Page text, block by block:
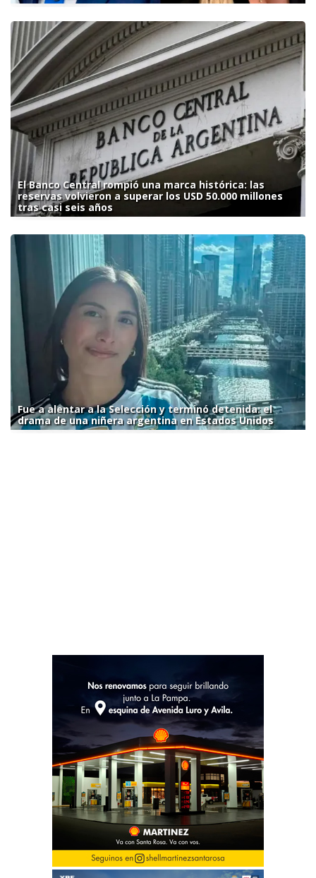
El Banco Central rompió una marca histórica: las
reservas volvieron a superar los USD 50.000 millones
tras casi seis años
Fue a alentar a la Selección y terminó detenida: el
drama de una niñera argentina en Estados Unidos